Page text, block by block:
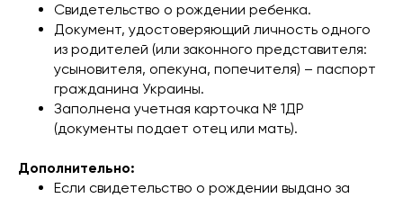
Свидетельство о рождении ребенка.
Документ, удостоверяющий личность одного
из родителей (или законного представителя:
усыновителя, опекуна, попечителя) – паспорт
гражданина Украины.
Заполнена учетная карточка № 1ДР
(документы подает отец или мать).
Дополнительно:
Если свидетельство о рождении выдано за